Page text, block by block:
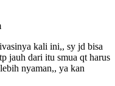
kali ini,, sy jd bisa
jauh dari itu smua qt harus
nyaman,, ya kan